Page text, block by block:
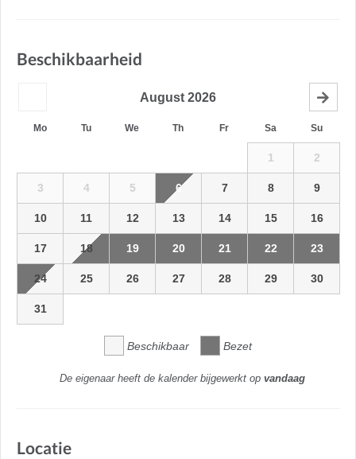
Beschikbaarheid
August 2026
Mo Tu We Th Fr Sa Su
1 2
3 4 5 6 7 8 9
10 11 12 13 14 15 16
17 18 19 20 21 22 23
24 25 26 27 28 29 30
31
Beschikbaar Bezet
De eigenaar heeft de kalender bijgewerkt op vandaag
Locatie